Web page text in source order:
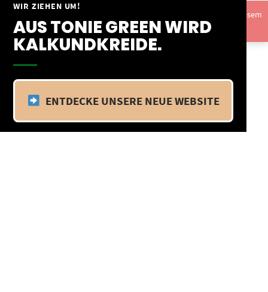
WIR ZIEHEN UM!
AUS TONIE GREEN WIRD
KALKUNDKREIDE.
ENTDECKE UNSERE NEUE WEBSITE
Springe
Inhalt
Vom 09.04.25 - 20.04.25 befinden wir uns im Betriebsurlaub. In diesem
Zeitraum findet kein Versand statt.Ausblenden